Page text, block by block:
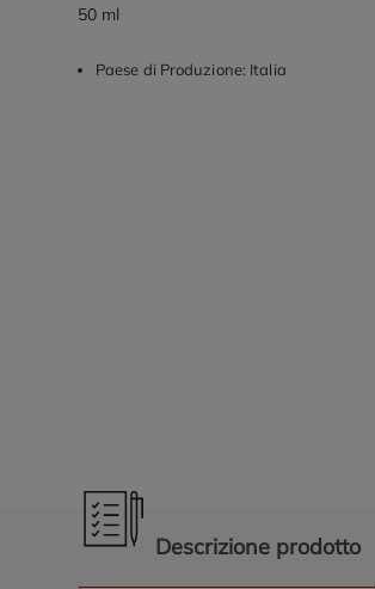
50 ml
Paese di Produzione: Italia
Descrizione prodotto